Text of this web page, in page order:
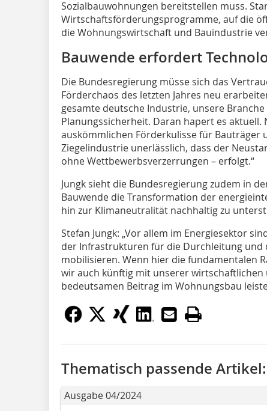
Sozialbauwohnungen bereitstellen muss.
Wirtschaftsförderungsprogramme, auf die
die Wohnungswirtschaft und Bauindustrie
Bauwende erfordert
Die Bundesregierung müsse sich das
Förderchaos des letzten Jahres neu
gesamte deutsche Industrie, unsere
Planungssicherheit. Daran hapert es aktuell.
auskömmlichen Förderkulisse für Bauträger
Ziegelindustrie unerlässlich, dass der
ohne Wettbewerbsverzerrungen – erfolgt.“
Jungk sieht die Bundesregierung zudem in
Bauwende die Transformation der
hin zur Klimaneutralität nachhaltig zu
Stefan Jungk: „Vor allem im Energiesektor
der Infrastrukturen für die Durchleitung und
mobilisieren. Wenn hier die fundamentalen
wir auch künftig mit unserer wirtschaftlichen
bedeutsamen Beitrag im Wohnungsbau
Thematisch passende Artikel:
Ausgabe 04/2024